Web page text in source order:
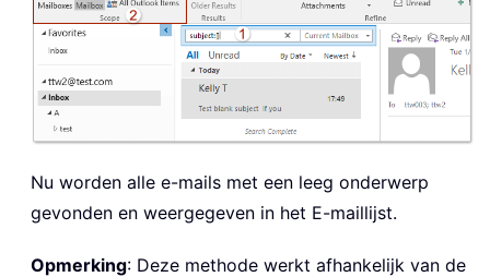
Nu worden alle e-mails met een leeg onderwerp
gevonden en weergegeven in het E-maillijst.
Opmerking: Deze methode werkt afhankelijk van de